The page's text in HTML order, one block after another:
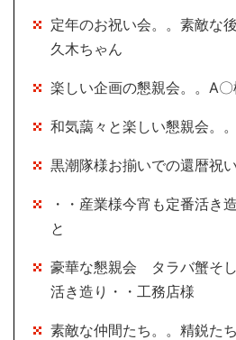
定年のお祝い会。。素敵な
久木ちゃん
楽しい企画の懇親会。。A〇
和気藹々と楽しい懇親会。
黒潮隊様お揃いでの還暦祝
・・産業様今宵も定番活き
と
豪華な懇親会 タラバ蟹そ
活き造り・・工務店様
素敵な仲間たち。。精鋭